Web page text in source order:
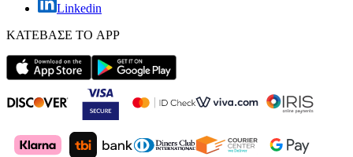
Linkedin
ΚΑΤΕΒΑΣΕ ΤΟ APP